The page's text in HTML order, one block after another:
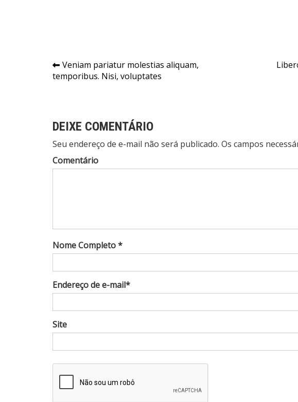
Navegação
de
Veniam pariatur molestias aliquam,
temporibus. Nisi, voluptates
DEIXE COMENTÁRIO
Seu endereço de e-mail não será publicado. Os campos
Comentário
Nome Completo *
Endereço de e-mail*
Site